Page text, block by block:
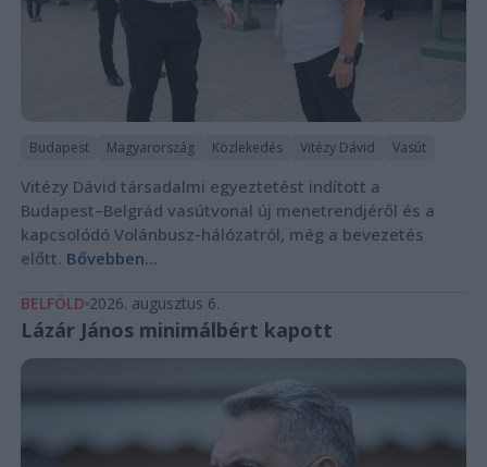
Budapest Magyarország Közlekedés Vitézy Dávid Vasút
Vitézy Dávid társadalmi egyeztetést indított a
Budapest–Belgrád vasútvonal új menetrendjéről és a
kapcsolódó Volánbusz-hálózatról, még a bevezetés
előtt. Bővebben...
BELFÖLD 2026. augusztus 6.
Lázár János minimálbért kapott